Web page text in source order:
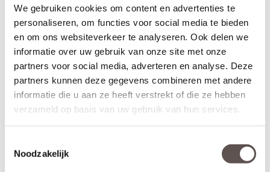
We gebruiken cookies om content en advertenties te
personaliseren, om functies voor social media te bieden
en om ons websiteverkeer te analyseren. Ook delen we
informatie over uw gebruik van onze site met onze
partners voor social media, adverteren en analyse. Deze
partners kunnen deze gegevens combineren met andere
informatie die u aan ze heeft verstrekt of die ze hebben
verzameld op basis van uw gebruik van hun services.
Noodzakelijk